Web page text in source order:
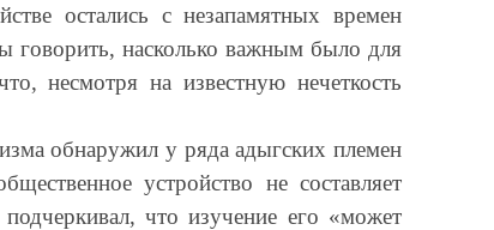
остались с незапамятных времен
говорить, насколько важным было для
несмотря на известную нечеткость
обнаружил у ряда адыгских племен
устройство не составляет
что изучение его «может